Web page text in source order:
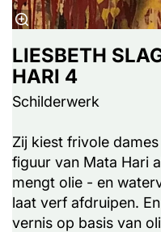
LIESBETH
HARI 4
Schilderwerk
Zij kiest frivole
figuur van Mata Hari
mengt olie - en
laat verf afdruipen.
vernis op basis van